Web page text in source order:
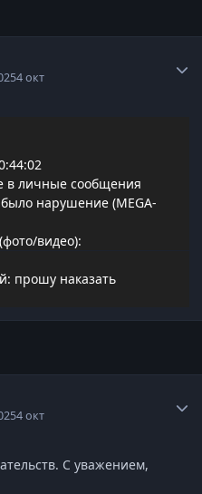
4 окт
в личные сообщения
нарушение (MEGA-
видео):
прошу наказать
4 окт
С уважением,